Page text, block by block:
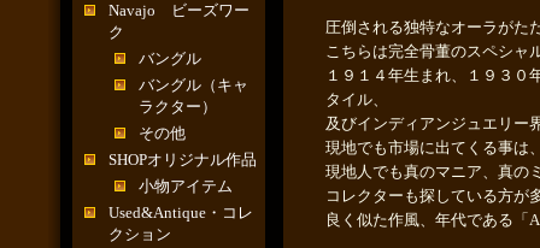
Navajo ビーズワー
ク
バングル
バングル（キャ
ラクター）
その他
SHOPオリジナル作品
小物アイテム
Used&Antique・コレ
クション
圧倒される独特なオーラがた
こちらは完全骨董のスペシャ
１９１４年生まれ、１９３０
タイル、
及びインディアンジュエリー
現地でも市場に出てくる事は
現地人でも真のマニア、真の
コレクターも探している方が
良く似た作風、年代である「